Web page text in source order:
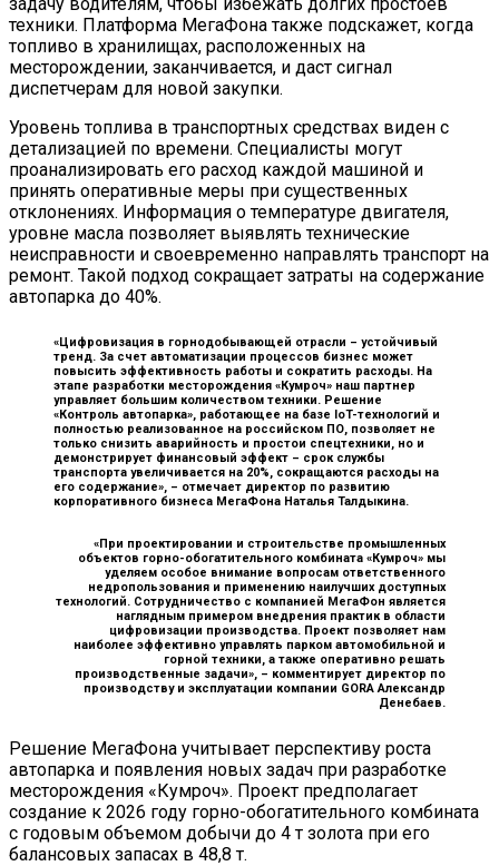
техники. Платформа МегаФона также подскажет, когда
топливо в хранилищах, расположенных на
месторождении, заканчивается, и даст сигнал
диспетчерам для новой закупки.
Уровень топлива в транспортных средствах виден с
детализацией по времени. Специалисты могут
проанализировать его расход каждой машиной и
принять оперативные меры при существенных
отклонениях. Информация о температуре двигателя,
уровне масла позволяет выявлять технические
неисправности и своевременно направлять транспорт на
ремонт. Такой подход сокращает затраты на содержание
автопарка до 40%.
«Цифровизация в горнодобывающей отрасли – устойчивый
тренд. За счет автоматизации процессов бизнес может
повысить эффективность работы и сократить расходы. На
этапе разработки месторождения «Кумроч» наш партнер
управляет большим количеством техники. Решение
«Контроль автопарка», работающее на базе IoT-технологий и
полностью реализованное на российском ПО, позволяет не
только снизить аварийность и простои спецтехники, но и
демонстрирует финансовый эффект – срок службы
транспорта увеличивается на 20%, сокращаются расходы на
его содержание», – отмечает директор по развитию
корпоративного бизнеса МегаФона Наталья Талдыкина.
«При проектировании и строительстве промышленных
объектов горно-обогатительного комбината «Кумроч» мы
уделяем особое внимание вопросам ответственного
недропользования и применению наилучших доступных
технологий. Сотрудничество с компанией МегаФон является
наглядным примером внедрения практик в области
цифровизации производства. Проект позволяет нам
наиболее эффективно управлять парком автомобильной и
горной техники, а также оперативно решать
производственные задачи», – комментирует директор по
производству и эксплуатации компании GORA Александр
Денебаев.
Решение МегаФона учитывает перспективу роста
автопарка и появления новых задач при разработке
месторождения «Кумроч». Проект предполагает
создание к 2026 году горно-обогатительного комбината
с годовым объемом добычи до 4 т золота при его
балансовых запасах в 48,8 т.